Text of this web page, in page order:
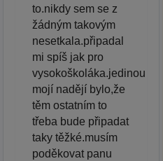
to.nikdy sem se z
žádným takovým
nesetkala.připadal
mi spíš jak pro
vysokoškoláka.jedinou
mojí nadějí bylo,že
těm ostatním to
třeba bude připadat
taky těžké.musím
poděkovat panu